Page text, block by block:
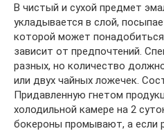
В чистый и сухой предмет
укладывается в слой,
которой может
зависит от предпочтений.
разных, но количество
или двух чайных ложечек.
Придавленную гнетом
холодильной камере на 2
бокероны промывают, а если